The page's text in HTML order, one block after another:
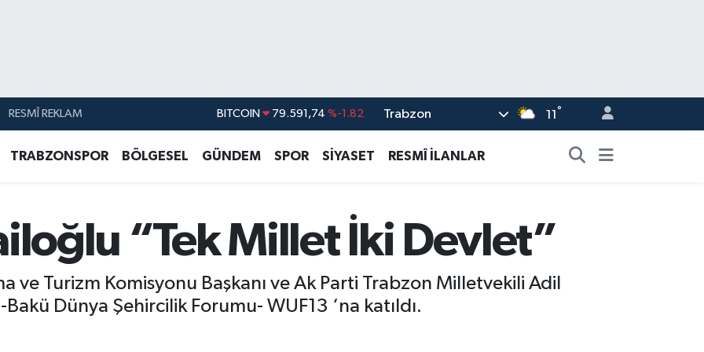
RESMÎ REKLAM DOLAR 45,43620 %0.02
BİST100 14.598,00 %0
BITCOIN 79.591,74 %-1.82
Trabzon 11 °
TRABZONSPOR BÖLGESEL GÜNDEM SPOR SİYASET RESMÎ İLANLAR
“Tek Millet İki Devlet”
ve Turizm Komisyonu Başkanı ve Ak Parti Trabzon Milletvekili Adil
Dünya Şehircilik Forumu- WUF13 ‘na katıldı.